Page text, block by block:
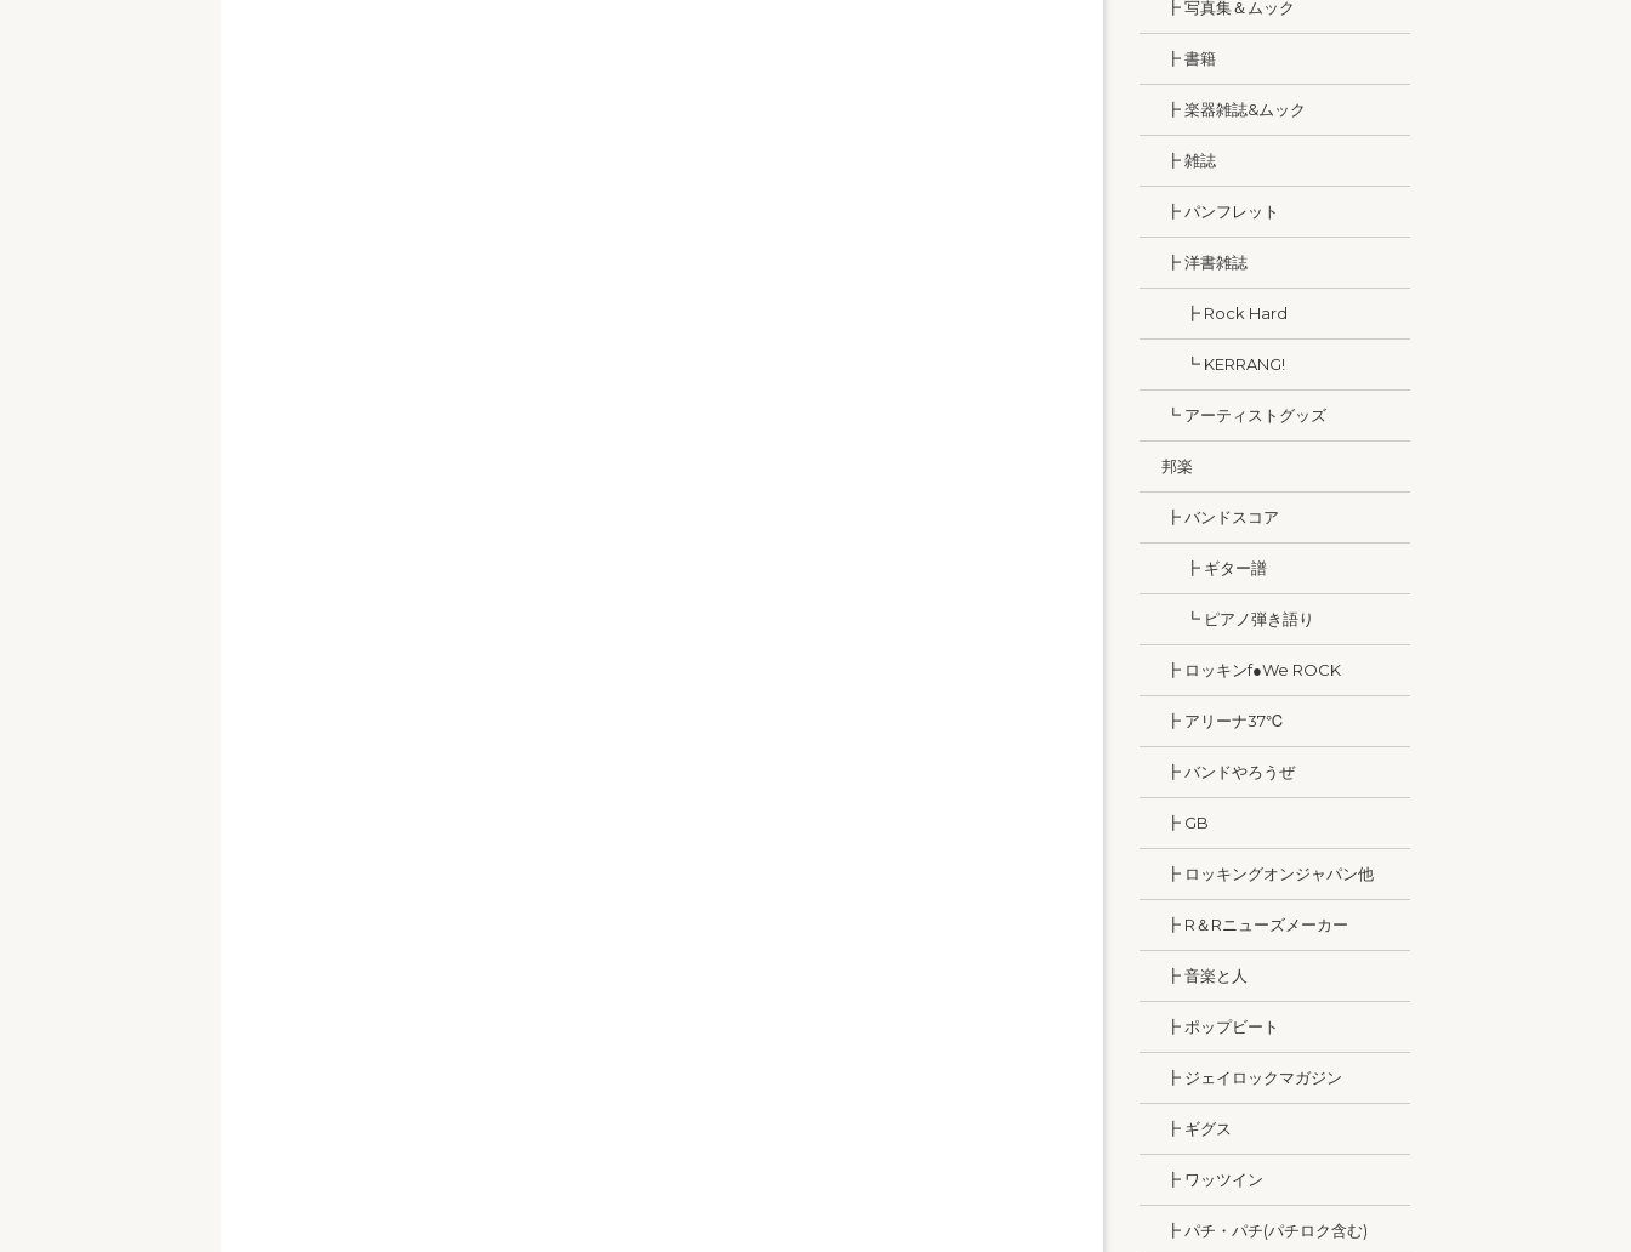
┣ 写真集＆ムック
┣ 書籍
┣ 楽器雑誌&ムック
┣ 雑誌
┣ パンフレット
┣ 洋書雑誌
┣ Rock Hard
┗ KERRANG!
┗ アーティストグッズ
邦楽
┣ バンドスコア
┣ ギター譜
┗ ピアノ弾き語り
┣ ロッキンf●We ROCK
┣ アリーナ37℃
┣ バンドやろうぜ
┣ GB
┣ ロッキングオンジャパン他
┣ R＆Rニューズメーカー
┣ 音楽と人
┣ ポップビート
┣ ジェイロックマガジン
┣ ギグス
┣ ワッツイン
┣ パチ・パチ(パチロク含む)